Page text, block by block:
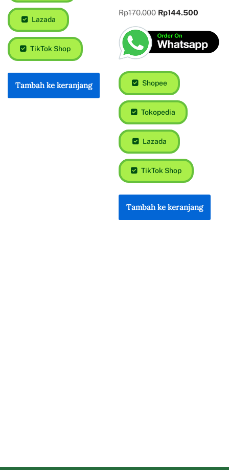
Lazada
TikTok Shop
Tambah ke keranjang
Rp170.000 Rp144.500
Shopee
Tokopedia
Lazada
TikTok Shop
Tambah ke keranjang